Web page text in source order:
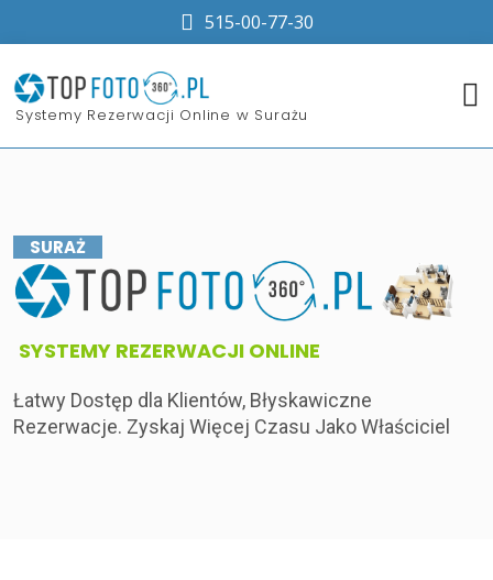
515-00-77-30
​Systemy Rezerwacji Online w Surażu
SURAŻ
​SYSTEMY REZERWACJI ONLINE
Łatwy Dostęp dla Klientów, Błyskawiczne
Rezerwacje. Zyskaj Więcej Czasu Jako Właściciel